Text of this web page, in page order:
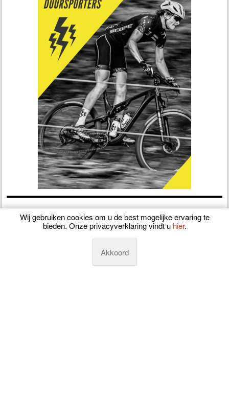
Interviews
Rien van Horik legt de microfoon na vijftig jaar neer
Wij gebruiken cookies om u de best mogelijke ervaring te
bieden. Onze privacyverklaring vindt u hier.
Akkoord